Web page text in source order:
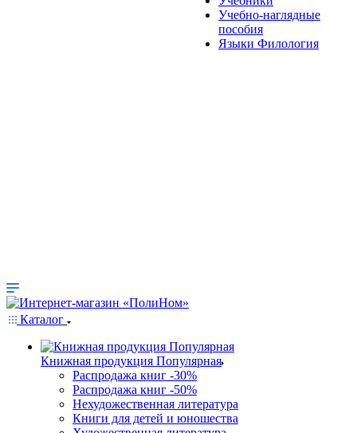
Учебно-наглядные
пособия
Языки Филология
Каталог
Книжная продукция Популярная
Распродажа книг -30%
Распродажа книг -50%
Нехудожественная литература
Книги для детей и юношества